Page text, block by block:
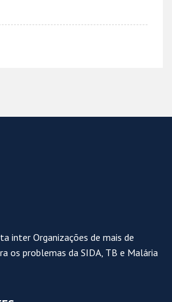
inter Organizações de mais de
os problemas da SIDA, TB e Malária